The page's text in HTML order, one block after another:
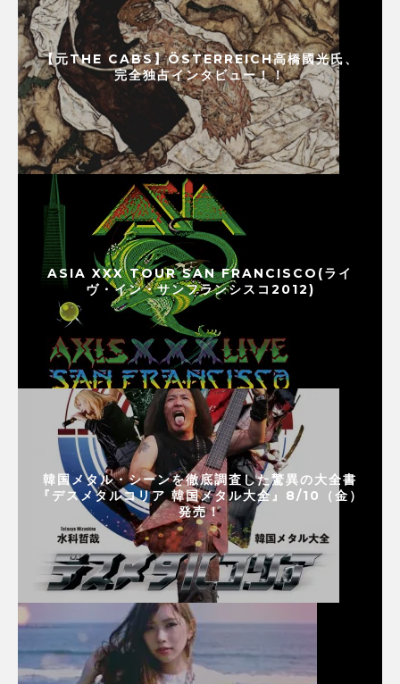
【元THE CABS】ÖSTERREICH高橋國光氏、
完全独占インタビュー！！
ASIA XXX TOUR SAN FRANCISCO(ライ
ヴ・イン・サンフランシスコ2012)
韓国メタル・シーンを徹底調査した驚異の大全書
『デスメタルコリア 韓国メタル大全』8/10（金）
発売！